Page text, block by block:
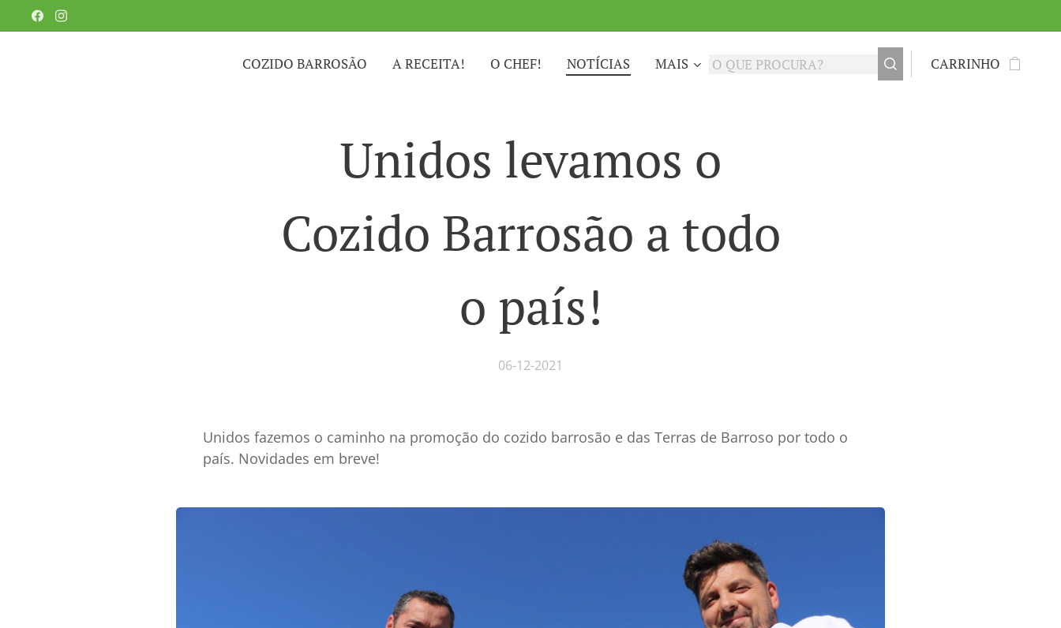
COZIDO BARROSÃO A RECEITA! O CHEF! NOTÍCIAS MAIS CARRINHO
Unidos levamos o
Cozido Barrosão a todo
o país!
06-12-2021
Unidos fazemos o caminho na promoção do cozido barrosão e das Terras de Barroso por todo o
país. Novidades em breve!